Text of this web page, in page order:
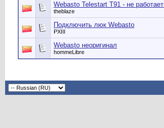
Webasto Telestart T91 - не
theblaze
Подключить люк Webasto
PXIII
Webasto неоригинал
hommeLibre